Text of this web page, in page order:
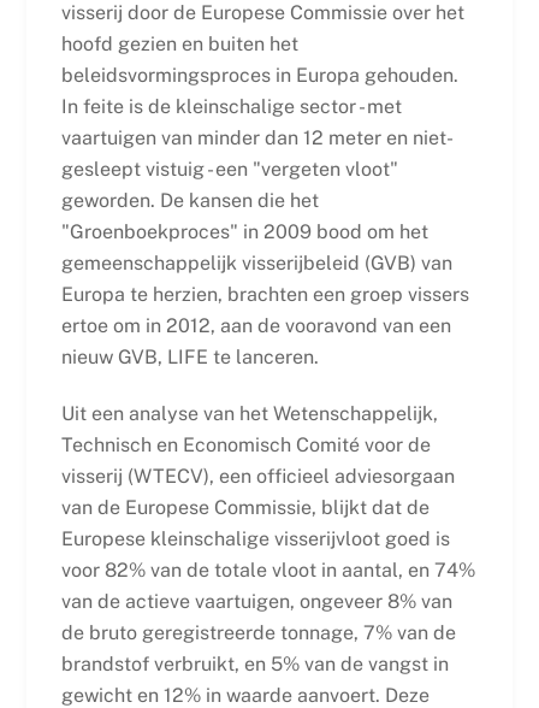
visserij door de Europese Commissie over het
hoofd gezien en buiten het
beleidsvormingsproces in Europa gehouden.
In feite is de kleinschalige sector - met
vaartuigen van minder dan 12 meter en niet-
gesleept vistuig - een "vergeten vloot"
geworden. De kansen die het
"Groenboekproces" in 2009 bood om het
gemeenschappelijk visserijbeleid (GVB) van
Europa te herzien, brachten een groep vissers
ertoe om in 2012, aan de vooravond van een
nieuw GVB, LIFE te lanceren.
Uit een analyse van het Wetenschappelijk,
Technisch en Economisch Comité voor de
visserij (WTECV), een officieel adviesorgaan
van de Europese Commissie, blijkt dat de
Europese kleinschalige visserijvloot goed is
voor 82% van de totale vloot in aantal, en 74%
van de actieve vaartuigen, ongeveer 8% van
de bruto geregistreerde tonnage, 7% van de
brandstof verbruikt, en 5% van de vangst in
gewicht en 12% in waarde aanvoert. Deze